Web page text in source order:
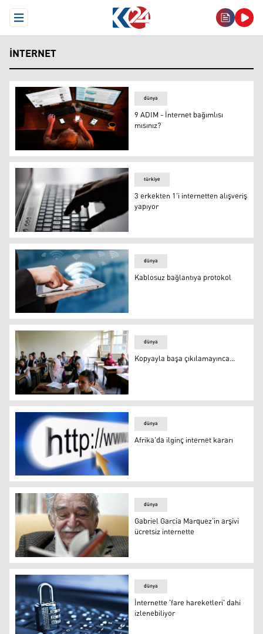
Open Menu
INTERNET
9 ADIM - İnternet bağımlısı mısınız?
dünya
9 ADIM - İnternet bağımlısı
mısınız?
3 erkekten 1'i internetten alışveriş yapıyor
türkiye
3 erkekten 1'i internetten alışveriş
yapıyor
Kablosuz bağlantıya protokol
dünya
Kablosuz bağlantıya protokol
Kopyayla başa çıkılamayınca...
dünya
Kopyayla başa çıkılamayınca...
Afrika'da ilginç internet kararı
dünya
Afrika'da ilginç internet kararı
Gabriel Garcia Marquez’in arşivi ücretsiz internette
dünya
Gabriel Garcia Marquez’in arşivi
ücretsiz internette
dünya
İnternette 'fare hareketleri' dahi
izlenebiliyor